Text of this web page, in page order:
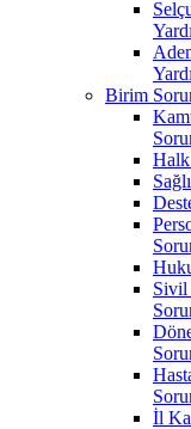
Birim
Halk
Sivil
İl